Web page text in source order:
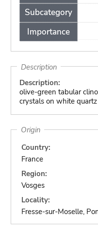
Subcategory
Importance
Description
Description:
olive-green tabular
crystals on white quartz
Origin
Country:
France
Region:
Vosges
Locality:
Fresse-sur-Moselle,